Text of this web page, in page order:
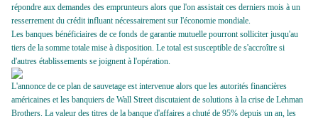
répondre aux demandes des emprunteurs alors que l'on assistait ces derniers mois à un
resserrement du crédit influant nécessairement sur l'économie mondiale.
Les banques bénéficiaires de ce fonds de garantie mutuelle pourront solliciter jusqu'au
tiers de la somme totale mise à disposition. Le total est susceptible de s'accroître si
d'autres établissements se joignent à l'opération.
L'annonce de ce plan de sauvetage est intervenue alors que les autorités financières
américaines et les banquiers de Wall Street discutaient de solutions à la crise de Lehman
Brothers. La valeur des titres de la banque d'affaires a chuté de 95% depuis un an, les